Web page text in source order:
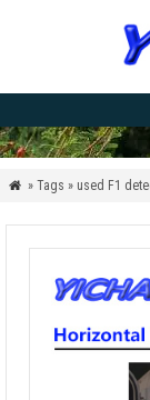
 » Tags » used F1